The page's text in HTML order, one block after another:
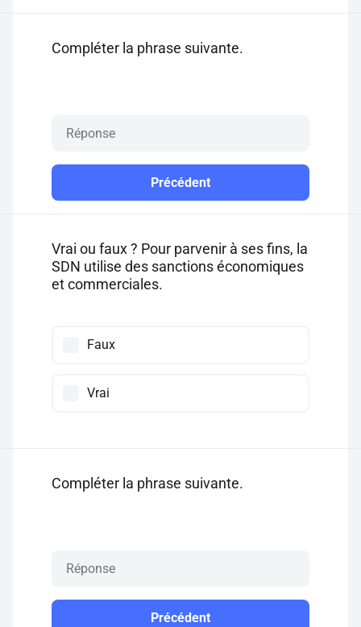
Compléter la phrase suivante.
Précédent
Vrai ou faux ? Pour parvenir à ses fins, la
SDN utilise des sanctions économiques
et commerciales.
Faux
Vrai
Compléter la phrase suivante.
Précédent